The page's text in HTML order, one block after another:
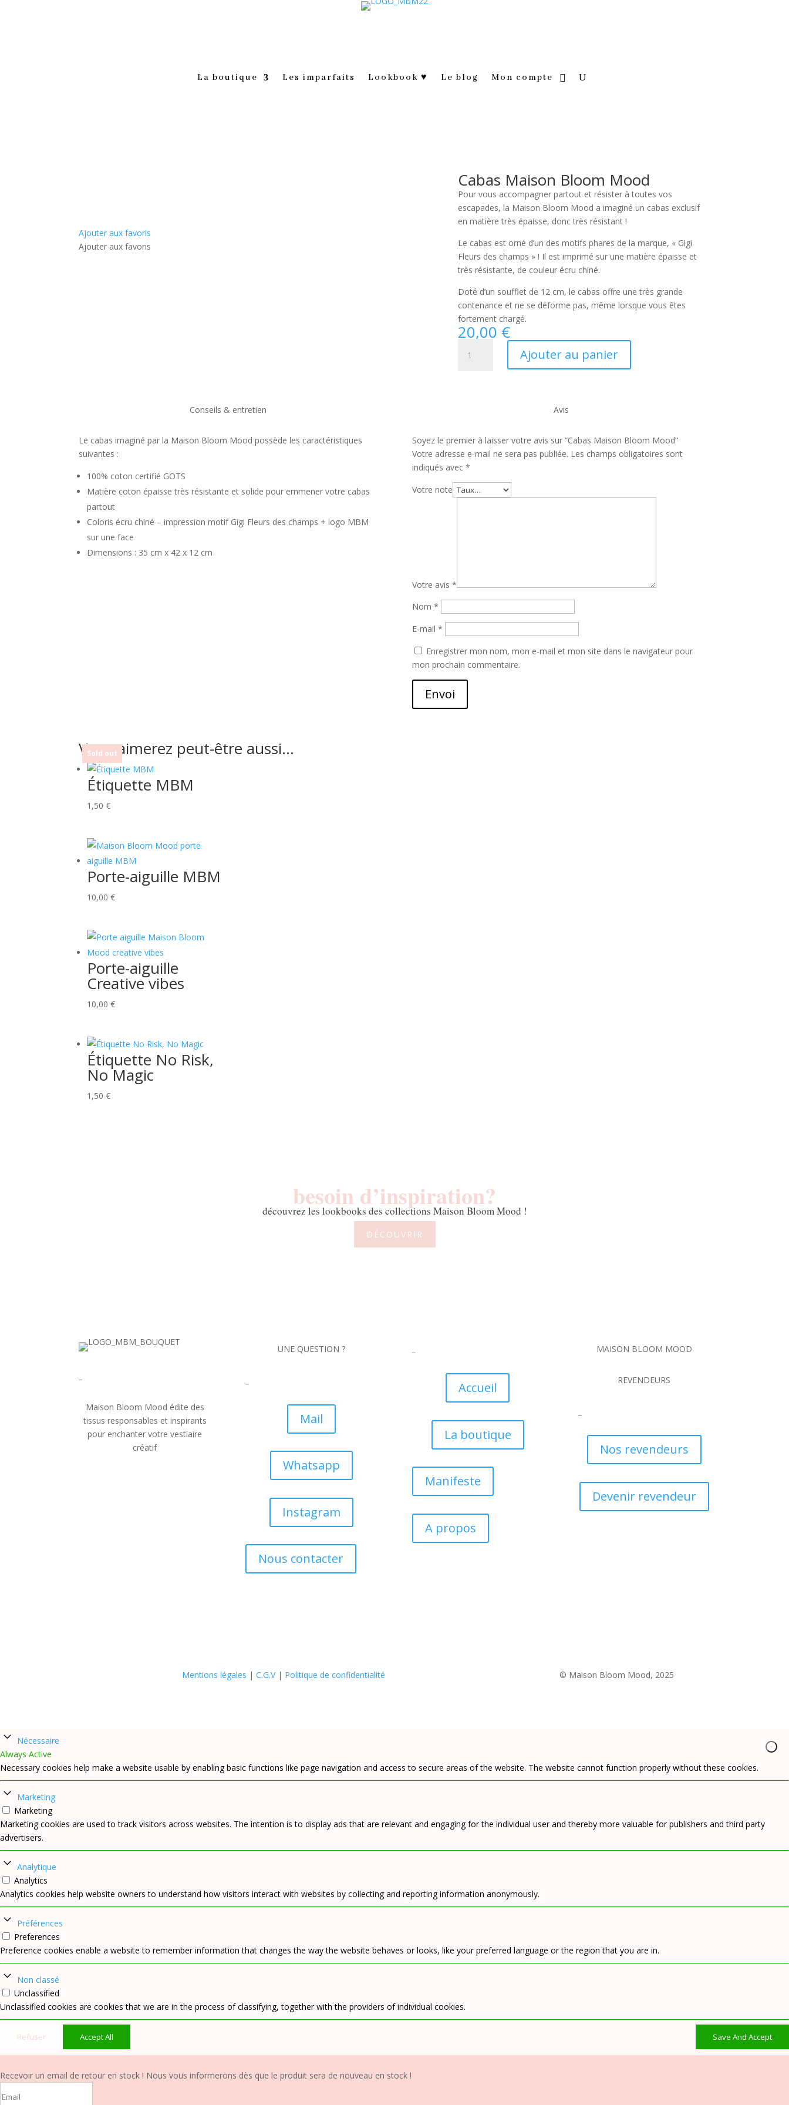
La boutique Les imparfaits Lookbook ♥ Le blog Mon compte
Ajouter aux favoris
Ajouter aux favoris
Cabas Maison Bloom Mood
Pour vous accompagner partout et résister à toutes vos
escapades, la Maison Bloom Mood a imaginé un cabas exclusif
en matière très épaisse, donc très résistant !
Le cabas est orné d’un des motifs phares de la marque, « Gigi
Fleurs des champs » ! Il est imprimé sur une matière épaisse et
très résistante, de couleur écru chiné.
Doté d’un soufflet de 12 cm, le cabas offre une très grande
contenance et ne se déforme pas, même lorsque vous êtes
fortement chargé.
20,00 €
Ajouter au panier
Conseils & entretien
Le cabas imaginé par la Maison Bloom Mood possède les caractéristiques
suivantes :
100% coton certifié GOTS
Matière coton épaisse très résistante et solide pour emmener votre cabas
partout
Coloris écru chiné – impression motif Gigi Fleurs des champs + logo MBM
sur une face
Dimensions : 35 cm x 42 x 12 cm
Avis
Soyez le premier à laisser votre avis sur “Cabas Maison Bloom Mood”
Votre adresse e-mail ne sera pas publiée. Les champs obligatoires sont
indiqués avec *
Votre note
Votre avis *
Nom *
E-mail *
Enregistrer mon nom, mon e-mail et mon site dans le navigateur pour
mon prochain commentaire.
Envoi
Vous aimerez peut-être aussi…
Étiquette MBM
1,50€
Porte-aiguille MBM
10,00€
Porte-aiguille
Creative vibes
10,00€
Sold out
Étiquette No Risk,
No Magic
1,50€
besoin d’inspiration?
découvrez les lookbooks des collections Maison Bloom Mood !
DÉCOUVRIR
Maison Bloom Mood édite des
tissus responsables et inspirants
pour enchanter votre vestiaire
créatif
UNE QUESTION ?
Mail
Whatsapp
Instagram
Nous contacter
Accueil
La boutique
Manifeste
A propos
MAISON BLOOM MOOD
REVENDEURS
Nos revendeurs
Devenir revendeur
Mentions légales | C.G.V| Politique de confidentialité © Maison Bloom Mood, 2025
Nécessaire
Always Active
Necessary cookies help make a website usable by enabling basic functions like page navigation and access to secure areas of the website. The website cannot function properly without these cookies.
Marketing
Marketing
Marketing cookies are used to track visitors across websites. The intention is to display ads that are relevant and engaging for the individual user and thereby more valuable for publishers and third party
advertisers.
Analytique
Analytics
Analytics cookies help website owners to understand how visitors interact with websites by collecting and reporting information anonymously.
Préférences
Preferences
Preference cookies enable a website to remember information that changes the way the website behaves or looks, like your preferred language or the region that you are in.
Non classé
Unclassified
Unclassified cookies are cookies that we are in the process of classifying, together with the providers of individual cookies.
Refuser Accept All Save And Accept
Recevoir un email de retour en stock ! Nous vous informerons dès que le produit sera de nouveau en stock !